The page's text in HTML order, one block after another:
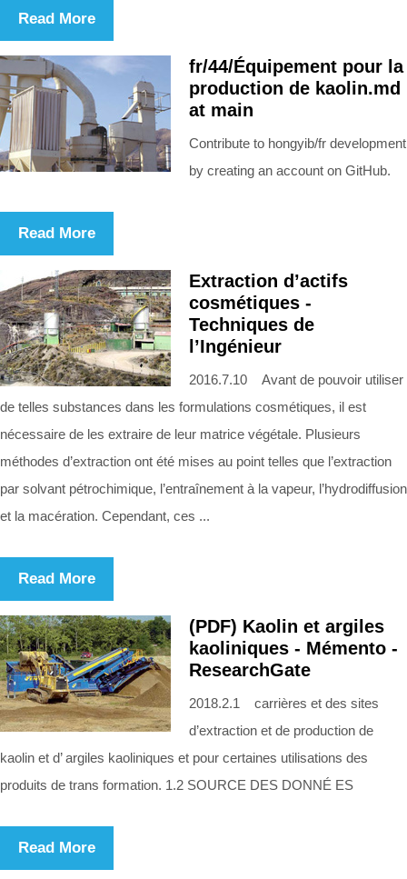
Read More
fr/44/Équipement pour la
production de kaolin.md
at main
Contribute to hongyib/fr development
by creating an account on GitHub.
Read More
Extraction d’actifs
cosmétiques -
Techniques de
l’Ingénieur
2016.7.10 Avant de pouvoir utiliser
de telles substances dans les formulations cosmétiques, il est
nécessaire de les extraire de leur matrice végétale. Plusieurs
méthodes d’extraction ont été mises au point telles que l’extraction
par solvant pétrochimique, l’entraînement à la vapeur, l’hydrodiffusion
et la macération. Cependant, ces ...
Read More
(PDF) Kaolin et argiles
kaoliniques - Mémento -
ResearchGate
2018.2.1 carrières et des sites
d’extraction et de production de
kaolin et d’ argiles kaoliniques et pour certaines utilisations des
produits de trans formation. 1.2 SOURCE DES DONNÉ ES
Read More